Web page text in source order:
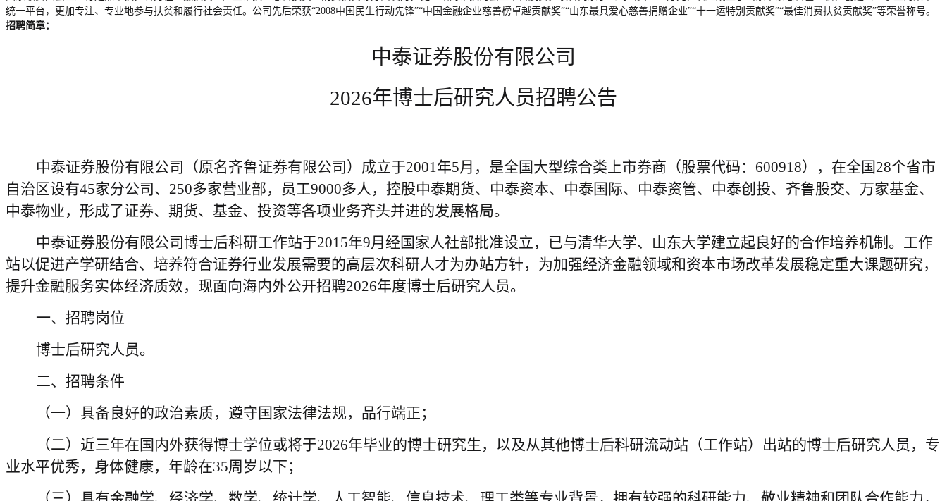
统一平台，更加专注、专业地参与扶贫和履行社会责任。公司先后荣获“2008中国民生行动先锋”“中国金融企业慈善榜卓越贡献奖”“山东最具爱心慈善捐赠企业”“十一运特别贡献奖”“最佳消费扶贫贡献奖”等荣誉称号。
招聘简章：
中泰证券股份有限公司
2026年博士后研究人员招聘公告
中泰证券股份有限公司（原名齐鲁证券有限公司）成立于2001年5月，是全国大型综合类上市券商（股票代码：600918），在全国28个省市
自治区设有45家分公司、250多家营业部，员工9000多人，控股中泰期货、中泰资本、中泰国际、中泰资管、中泰创投、齐鲁股交、万家基金、
中泰物业，形成了证券、期货、基金、投资等各项业务齐头并进的发展格局。
中泰证券股份有限公司博士后科研工作站于2015年9月经国家人社部批准设立，已与清华大学、山东大学建立起良好的合作培养机制。工作
站以促进产学研结合、培养符合证券行业发展需要的高层次科研人才为办站方针，为加强经济金融领域和资本市场改革发展稳定重大课题研究，
提升金融服务实体经济质效，现面向海内外公开招聘2026年度博士后研究人员。
一、招聘岗位
博士后研究人员。
二、招聘条件
（一）具备良好的政治素质，遵守国家法律法规，品行端正；
（二）近三年在国内外获得博士学位或将于2026年毕业的博士研究生，以及从其他博士后科研流动站（工作站）出站的博士后研究人员，专
业水平优秀，身体健康，年龄在35周岁以下；